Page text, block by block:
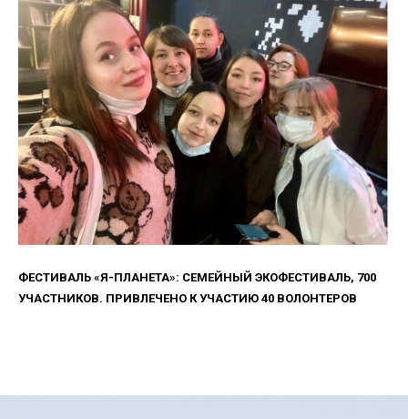
ФЕСТИВАЛЬ «Я-ПЛАНЕТА»: СЕМЕЙНЫЙ ЭКОФЕСТИВАЛЬ, 700
УЧАСТНИКОВ. ПРИВЛЕЧЕНО К УЧАСТИЮ 40 ВОЛОНТЕРОВ